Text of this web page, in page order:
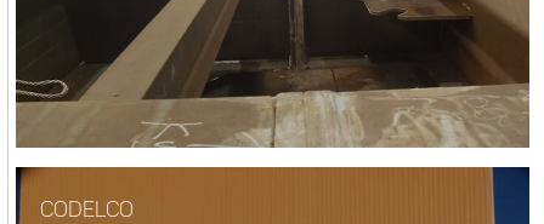
CODELCO